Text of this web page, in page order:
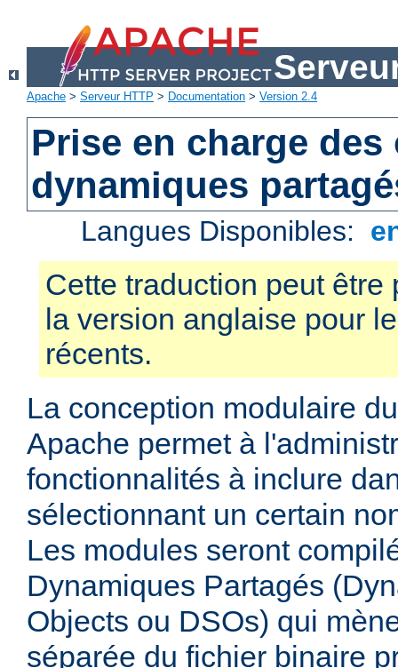
Apache > Serveur HTTP > Documentation > Version 2.4
Prise en charge des
dynamiques
Langues Disponibles:
Cette traduction peut être
la version anglaise pour
récents.
La conception modulaire
Apache permet à
fonctionnalités à inclure
sélectionnant un certain
Les modules seront
Dynamiques Partagés
Objects ou DSOs) qui
séparée du fichier binaire